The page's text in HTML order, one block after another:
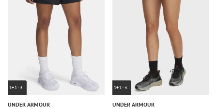
1+1=3
UNDER ARMOUR
1+1=3
UNDER ARMOUR